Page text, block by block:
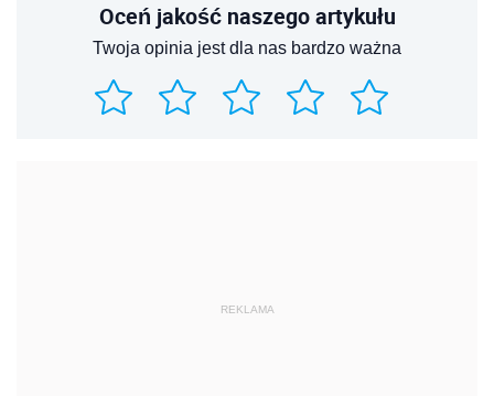
Oceń jakość naszego artykułu
Twoja opinia jest dla nas bardzo ważna
REKLAMA